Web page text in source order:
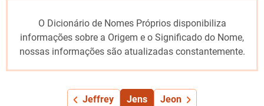
O Dicionário de Nomes Próprios disponibiliza
informações sobre a Origem e o Significado do Nome,
nossas informações são atualizadas constantemente.
Jeffrey Jens Jeon